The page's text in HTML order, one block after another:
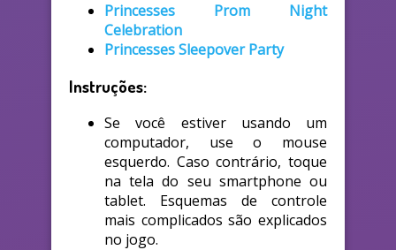
Princesses Prom Night
Celebration
Princesses Sleepover Party
Instruções:
Se você estiver usando um
computador, use o mouse
esquerdo. Caso contrário, toque
na tela do seu smartphone ou
tablet. Esquemas de controle
mais complicados são explicados
no jogo.